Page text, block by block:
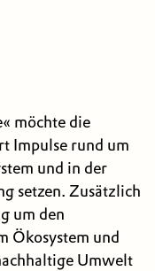
möchte die
Impulse rund um
und in der
setzen. Zusätzlich
um den
Ökosystem und
Umwelt